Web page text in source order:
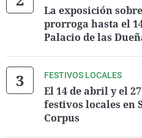
La exposición
prorroga hasta el
Palacio de las
FESTIVOS LOCALES
El 14 de abril y el
festivos locales en
Corpus